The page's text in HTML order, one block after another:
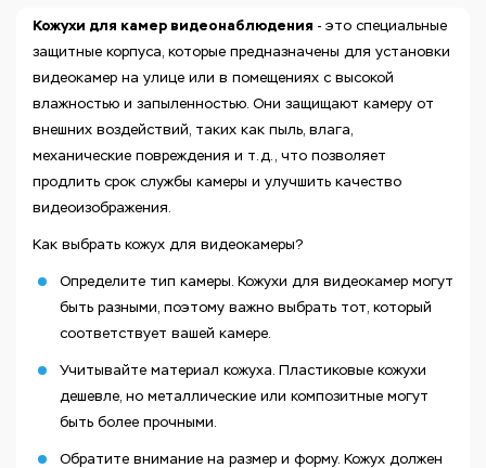
Кожухи для камер видеонаблюдения - это специальные
защитные корпуса, которые предназначены для установки
видеокамер на улице или в помещениях с высокой
влажностью и запыленностью. Они защищают камеру от
внешних воздействий, таких как пыль, влага,
механические повреждения и т.д., что позволяет
продлить срок службы камеры и улучшить качество
видеоизображения.
Как выбрать кожух для видеокамеры?
Определите тип камеры. Кожухи для видеокамер могут
быть разными, поэтому важно выбрать тот, который
соответствует вашей камере.
Учитывайте материал кожуха. Пластиковые кожухи
дешевле, но металлические или композитные могут
быть более прочными.
Обратите внимание на размер и форму. Кожух должен